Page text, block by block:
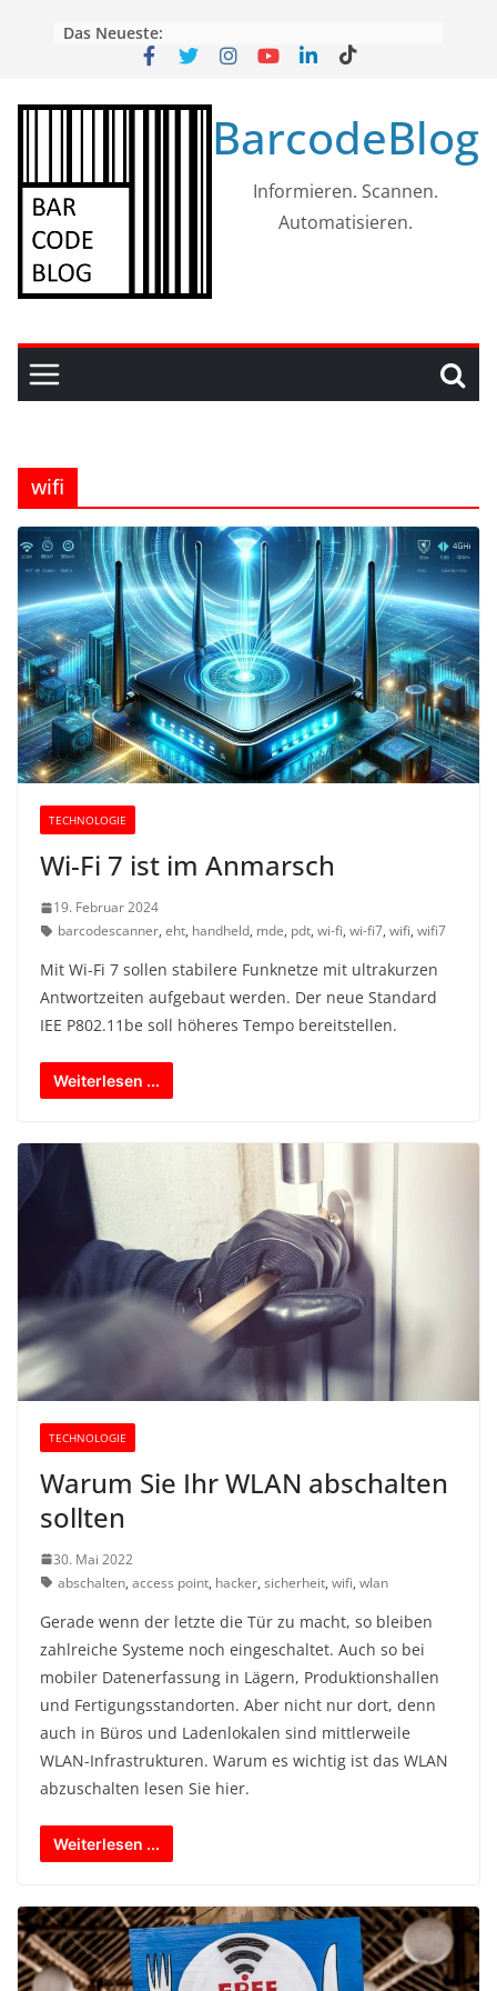
Das Neueste:
BarcodeBlog
Informieren. Scannen.
Automatisieren.
wifi
TECHNOLOGIE
Wi-Fi 7 ist im Anmarsch
19. Februar 2024
barcodescanner, eht, handheld, mde, pdt, wi-fi, wi-fi7, wifi, wifi7
Mit Wi-Fi 7 sollen stabilere Funknetze mit ultrakurzen
Antwortzeiten aufgebaut werden. Der neue Standard
IEE P802.11be soll höheres Tempo bereitstellen.
Weiterlesen ...
TECHNOLOGIE
Warum Sie Ihr WLAN abschalten
sollten
30. Mai 2022
abschalten, access point, hacker, sicherheit, wifi, wlan
Gerade wenn der letzte die Tür zu macht, so bleiben
zahlreiche Systeme noch eingeschaltet. Auch so bei
mobiler Datenerfassung in Lägern, Produktionshallen
und Fertigungsstandorten. Aber nicht nur dort, denn
auch in Büros und Ladenlokalen sind mittlerweile
WLAN-Infrastrukturen. Warum es wichtig ist das WLAN
abzuschalten lesen Sie hier.
Weiterlesen ...